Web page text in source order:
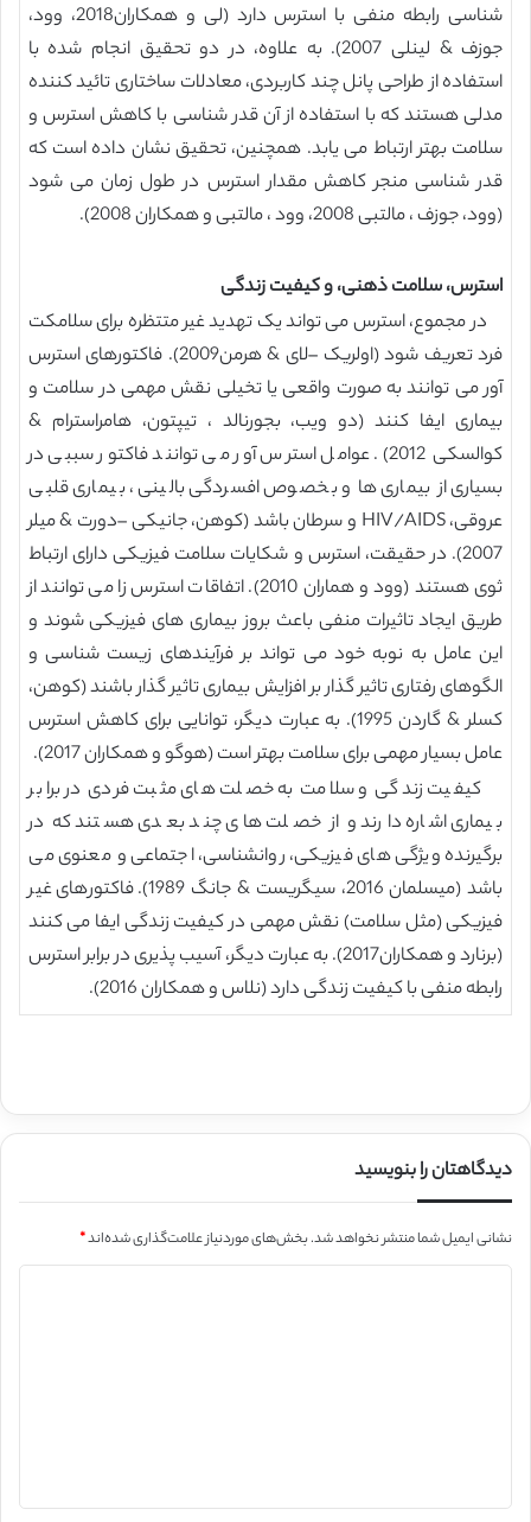
شناسی رابطه منفی با استرس دارد (لی و همکاران2018، وود،
جوزف & لینلی 2007). به علاوه، در دو تحقیق انجام شده با
استفاده از طراحی پانل چند کاربردی، معادلات ساختاری تائید کننده
مدلی هستند که با استفاده از آن قدر شناسی با کاهش استرس و
سلامت بهتر ارتباط می یابد. همچنین، تحقیق نشان داده است که
قدر شناسی منجر کاهش مقدار استرس در طول زمان می شود
(وود، جوزف ، مالتبی 2008، وود ، مالتبی و همکاران 2008).
استرس، سلامت ذهنی، و کیفیت زندگی
در مجموع، استرس می تواند یک تهدید غیر متتظره برای سلامکت
فرد تعریف شود (اولریک –لای & هرمن2009). فاکتورهای استرس
آور می توانند به صورت واقعی یا تخیلی نقش مهمی در سلامت و
بیماری ایفا کنند (دو ویب، بجورنالد ، تیپتون، هامراسترام &
کوالسکی 2012). عوامل استرس آور می توانند فاکتور سببی در
بسیاری از بیماری ها و بخصوص افسردگی بالینی ، بیماری قلبی
عروقی، HIV/AIDS و سرطان باشد (کوهن، جانیکی –دورت & میلر
2007). در حقیقت، استرس و شکایات سلامت فیزیکی دارای ارتباط
ثوی هستند (وود و هماران 2010). اتفاقات استرس زا می توانند از
طریق ایجاد تاثیرات منفی باعث بروز بیماری های فیزیکی شوند و
این عامل به نوبه خود می تواند بر فرآیندهای زیست شناسی و
الگوهای رفتاری تاثیر گذار بر افزایش بیماری تاثیر گذار باشند (کوهن،
کسلر & گاردن 1995). به عبارت دیگر، توانایی برای کاهش استرس
عامل بسیار مهمی برای سلامت بهتر است (هوگو و همکاران 2017).
کیفیت زندگی و سلامت به خصلت های مثبت فردی در برابر
بیماری اشاره دارند و از خصلت های چند بعدی هستند که در
برگیرنده ویژگی های فیزیکی، روانشناسی، اجتماعی و معنوی می
باشد (میسلمان 2016، سیگریست & جانگ 1989). فاکتورهای غیر
فیزیکی (مثل سلامت) نقش مهمی در کیفیت زندگی ایفا می کنند
(برنارد و همکاران2017). به عبارت دیگر، آسیب پذیری در برابر استرس
رابطه منفی با کیفیت زندگی دارد (نلاس و همکاران 2016).
دیدگاهتان را بنویسید
نشانی ایمیل شما منتشر نخواهد شد.بخش‌های موردنیاز علامت‌گذاری شده‌اند*